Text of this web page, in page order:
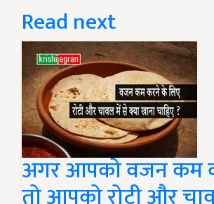
Read next
अगर आपको वजन कम